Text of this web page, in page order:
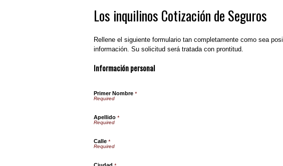
Los inquilinos Cotización de Seguros
Rellene el siguiente formulario tan completamente como sea
información. Su solicitud será tratada con prontitud.
Información personal
Primer Nombre *
Apellido *
Calle *